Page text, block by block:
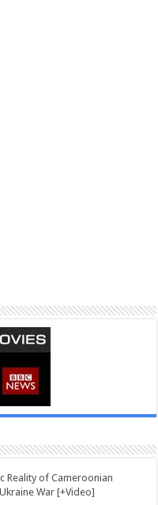
Reality of Cameroonian
War [+Video]